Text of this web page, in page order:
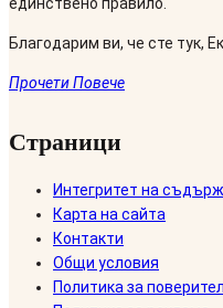
единствено правило.
Благодарим ви, че сте тук,
Прочети Повече
Страници
Интегритет на
Карта на сайта
Контакти
Общи условия
Политика за